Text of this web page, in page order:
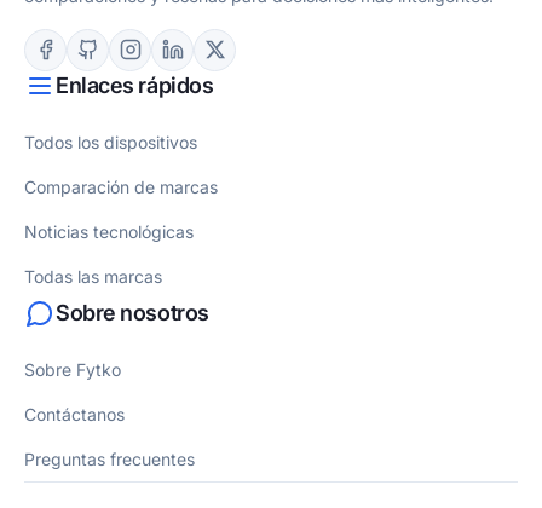
Enlaces rápidos
Todos los dispositivos
Comparación de marcas
Noticias tecnológicas
Todas las marcas
Sobre nosotros
Sobre Fytko
Contáctanos
Preguntas frecuentes